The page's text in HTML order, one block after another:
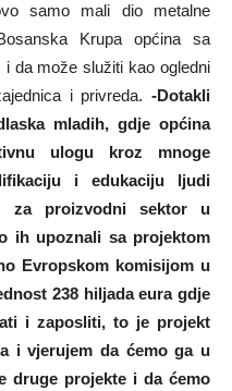
samo mali dio metalne
Krupa općina sa
da može služiti kao ogledni
i privreda. -Dotakli
mladih, gdje općina
ulogu kroz mnoge
i edukaciju ljudi
za proizvodni sektor u
ih upoznali sa projektom
Evropskom komisijom u
238 hiljada eura gdje
i zaposliti, to je projekt
i vjerujem da ćemo ga u
druge projekte i da ćemo